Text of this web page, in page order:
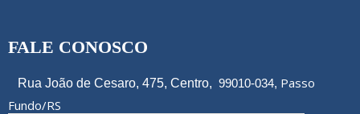
FALE CONOSCO
Rua João de Cesaro, 475, Centro, 99010-034, Passo
Fundo/RS